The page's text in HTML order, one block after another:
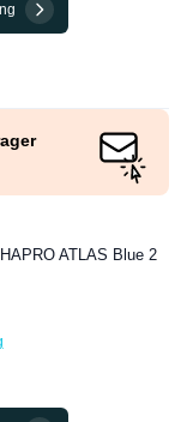
ATLAS Blue 2